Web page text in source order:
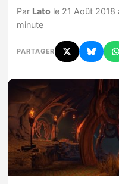
Jeux
Hardware
Chiffres de
Rumeurs
Nintendo Direct
Par Lato le 21 Août 2018
minute
PARTAGER